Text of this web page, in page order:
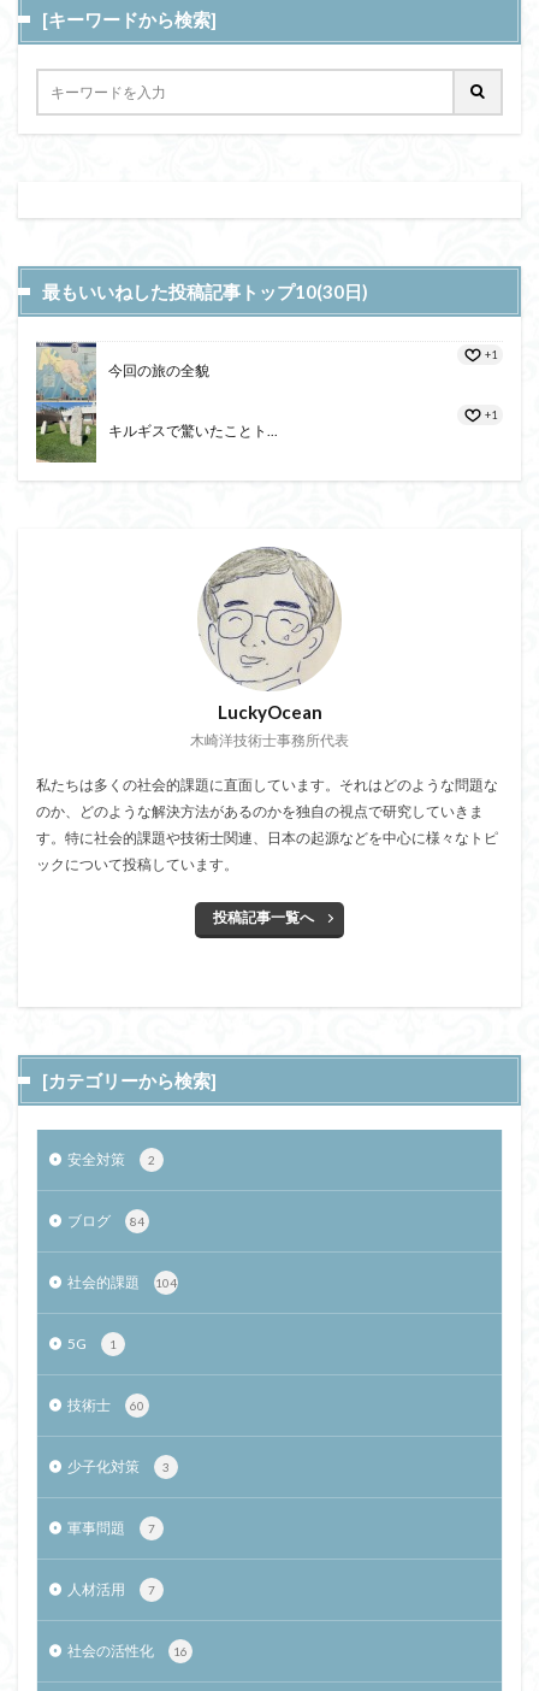
[キーワードから検索]
最もいいねした投稿記事トップ10(30日)
今回の旅の全貌
+1
キルギスで驚いたことト...
+1
LuckyOcean
木崎洋技術士事務所代表
私たちは多くの社会的課題に直面しています。それはどのような問題な
のか、どのような解決方法があるのかを独自の視点で研究していきま
す。特に社会的課題や技術士関連、日本の起源などを中心に様々なトピ
ックについて投稿しています。
投稿記事一覧へ
[カテゴリーから検索]
安全対策 2
ブログ 84
社会的課題 104
5G 1
技術士 60
少子化対策 3
軍事問題 7
人材活用 7
社会の活性化 16